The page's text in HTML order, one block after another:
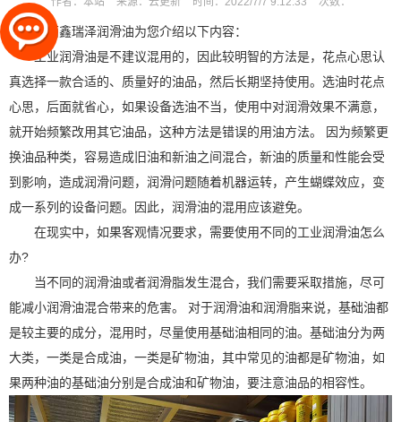
山西鑫瑞泽润滑油为您介绍以下内容：
工业润滑油是不建议混用的，因此较明智的方法是，花点心思认
真选择一款合适的、质量好的油品，然后长期坚持使用。选油时花点
心思，后面就省心，如果设备选油不当，使用中对润滑效果不满意，
就开始频繁改用其它油品，这种方法是错误的用油方法。 因为频繁更
换油品种类，容易造成旧油和新油之间混合，新油的质量和性能会受
到影响，造成润滑问题，润滑问题随着机器运转，产生蝴蝶效应，变
成一系列的设备问题。因此，润滑油的混用应该避免。
在现实中，如果客观情况要求，需要使用不同的工业润滑油怎么
办?
当不同的润滑油或者润滑脂发生混合，我们需要采取措施，尽可
能减小润滑油混合带来的危害。 对于润滑油和润滑脂来说，基础油都
是较主要的成分，混用时，尽量使用基础油相同的油。基础油分为两
大类，一类是合成油，一类是矿物油，其中常见的油都是矿物油，如
果两种油的基础油分别是合成油和矿物油，要注意油品的相容性。